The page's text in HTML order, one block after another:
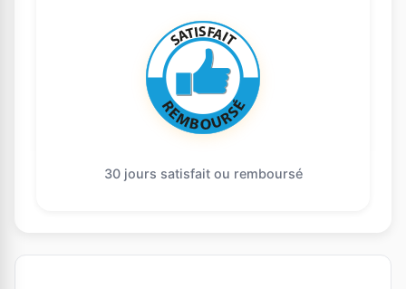
30 jours satisfait ou remboursé